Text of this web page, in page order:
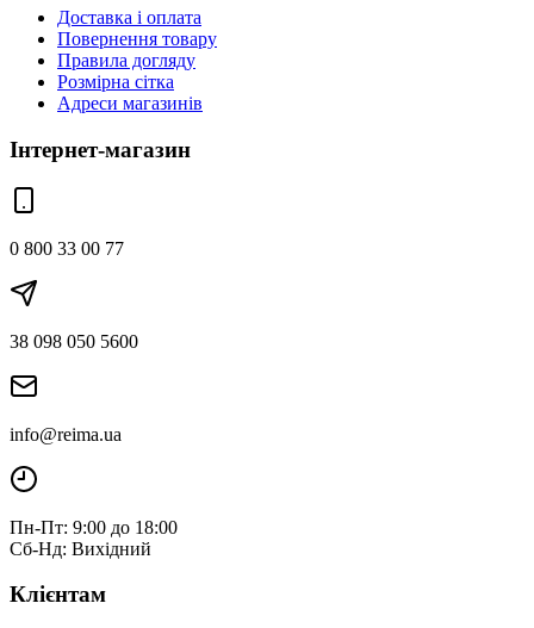
Доставка і оплата
Повернення товару
Правила догляду
Розмірна сітка
Адреси магазинів
Інтернет-магазин
0 800 33 00 77
38 098 050 5600
info@reima.ua
Пн-Пт: 9:00 до 18:00
Сб-Нд: Вихідний
Клієнтам